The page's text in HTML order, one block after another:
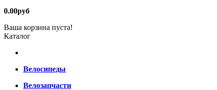
0.00руб
Ваша корзина пуста!
Каталог
Велосипеды
Велозапчасти